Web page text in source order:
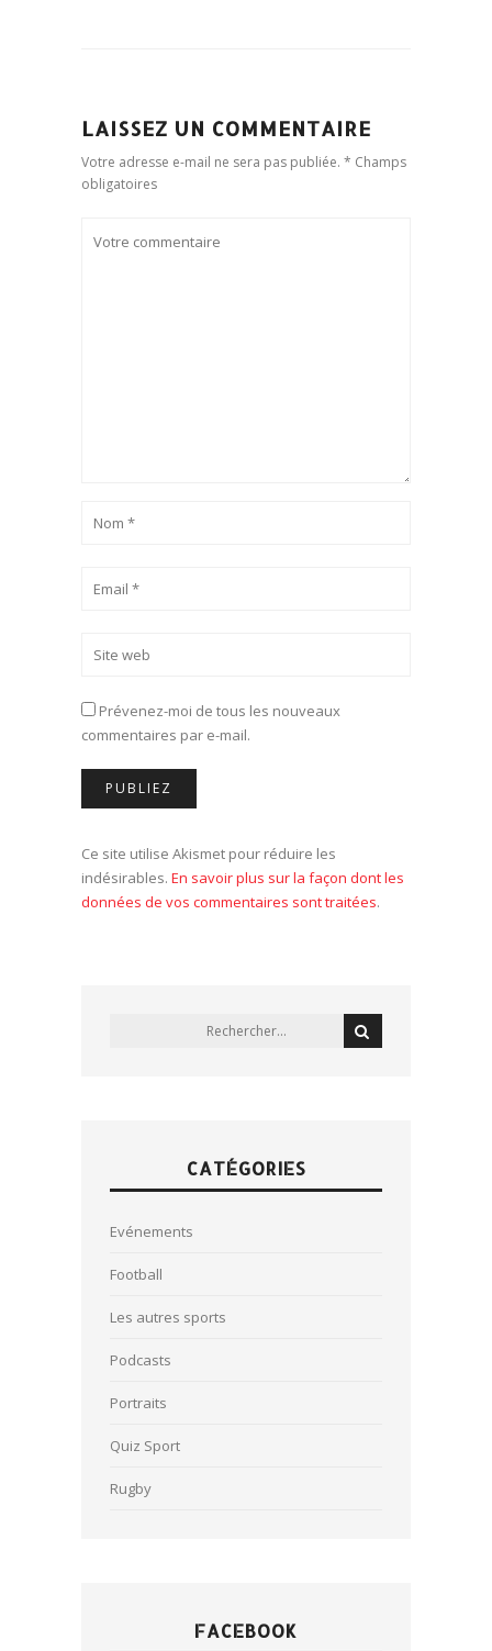
LAISSEZ UN COMMENTAIRE
Votre adresse e-mail ne sera pas publiée. * Champs
obligatoires
Prévenez-moi de tous les nouveaux
commentaires par e-mail.
Ce site utilise Akismet pour réduire les
indésirables. En savoir plus sur la façon dont les
données de vos commentaires sont traitées.
CATÉGORIES
Evénements
Football
Les autres sports
Podcasts
Portraits
Quiz Sport
Rugby
FACEBOOK